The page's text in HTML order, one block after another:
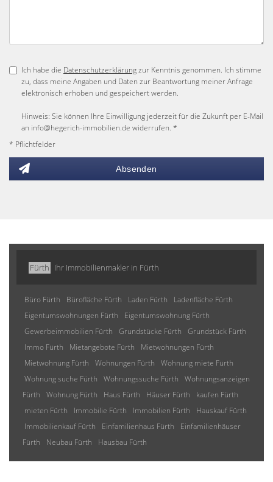
Ich habe die Datenschutzerklärungzur Kenntnis genommen. Ich stimme
zu, dass meine Angaben und Daten zur Beantwortung meiner Anfrage
elektronisch erhoben und gespeichert werden.
Hinweis: Sie können Ihre Einwilligung jederzeit für die Zukunft per E-Mail
an info@hegerich-immobilien.de widerrufen. *
* Pflichtfelder
Absenden
Fürth Ihr Immobilienmakler in Fürth
Büro Fürth Bürofläche Fürth Laden Fürth
Ladenfläche Fürth
Eigentumswohnungen Fürth
Eigentumswohnung Fürth
Gewerbeimmobilien Fürth
Grundstücke Fürth
Grundstück Fürth
Immo Fürth
Mietangebote Fürth
Mietwohnungen Fürth
Mietwohnung Fürth
Wohnungen Fürth
Wohnung miete Fürth
Wohnung suche Fürth
Wohnungssuche Fürth
Wohnungsanzeigen
Fürth
Wohnung Fürth Haus Fürth Häuser Fürth
kaufen Fürth
mieten Fürth
Immobilie Fürth Immobilien Fürth
Hauskauf Fürth
Immobilienkauf Fürth
Einfamilienhaus Fürth
Einfamilienhäuser
Fürth
Neubau Fürth Hausbau Fürth